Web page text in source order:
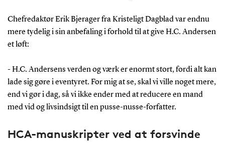
Chefredaktør Erik Bjerager fra Kristeligt Dagblad var endnu
mere tydelig i sin anbefaling i forhold til at give H.C. Andersen
et løft:
- H.C. Andersens verden og værk er enormt stort, fordi alt kan
lade sig gøre i eventyret. For mig at se, skal vi ville noget mere,
end vi gør i dag, så vi ikke ender med at reducere en mand
med vid og livsindsigt til en pusse-nusse-forfatter.
HCA-manuskripter ved at forsvinde